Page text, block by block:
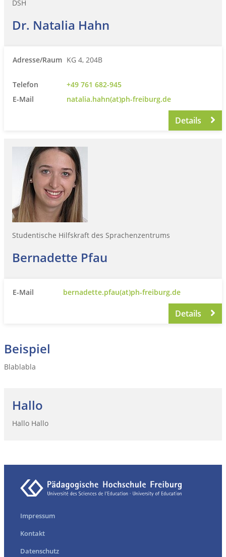
DSH
Dr. Natalia Hahn
Adresse/Raum KG 4, 204B
Telefon
+49 761 682-945
E-Mail
natalia.hahn(at)ph-freiburg.de
Details
Studentische Hilfskraft des Sprachenzentrums
Bernadette Pfau
E-Mail bernadette.pfau(at)ph-freiburg.de
Details
Beispiel
Blablabla
Hallo
Hallo Hallo
Impressum
Kontakt
Datenschutz